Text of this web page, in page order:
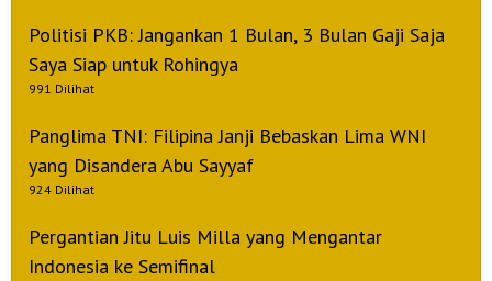
Politisi PKB: Jangankan 1 Bulan, 3 Bulan Gaji Saja
Saya Siap untuk Rohingya
991 Dilihat
Panglima TNI: Filipina Janji Bebaskan Lima WNI
yang Disandera Abu Sayyaf
924 Dilihat
Pergantian Jitu Luis Milla yang Mengantar
Indonesia ke Semifinal